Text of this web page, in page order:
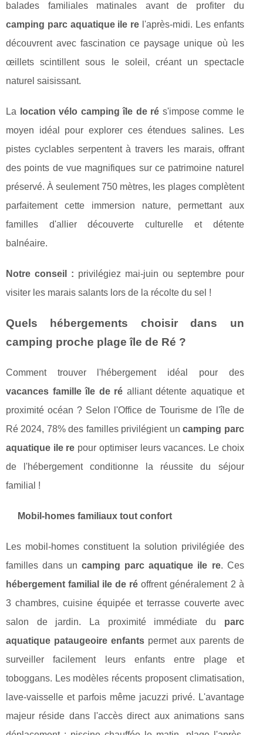
balades familiales matinales avant de profiter du
camping parc aquatique ile re l'après-midi. Les enfants
découvrent avec fascination ce paysage unique où les
œillets scintillent sous le soleil, créant un spectacle
naturel saisissant.
La location vélo camping île de ré s'impose comme le
moyen idéal pour explorer ces étendues salines. Les
pistes cyclables serpentent à travers les marais, offrant
des points de vue magnifiques sur ce patrimoine naturel
préservé. À seulement 750 mètres, les plages complètent
parfaitement cette immersion nature, permettant aux
familles d'allier découverte culturelle et détente
balnéaire.
Notre conseil : privilégiez mai-juin ou septembre pour
visiter les marais salants lors de la récolte du sel !
Quels hébergements choisir dans un
camping proche plage île de Ré ?
Comment trouver l'hébergement idéal pour des
vacances famille île de ré alliant détente aquatique et
proximité océan ? Selon l'Office de Tourisme de l'île de
Ré 2024, 78% des familles privilégient uncamping parc
aquatique ile re pour optimiser leurs vacances. Le choix
de l'hébergement conditionne la réussite du séjour
familial !
Mobil-homes familiaux tout confort
Les mobil-homes constituent la solution privilégiée des
familles dans uncamping parc aquatique ile re. Ces
hébergement familial ile de ré offrent généralement 2 à
3 chambres, cuisine équipée et terrasse couverte avec
salon de jardin. La proximité immédiate du parc
aquatique pataugeoire enfantspermet aux parents de
surveiller facilement leurs enfants entre plage et
toboggans. Les modèles récents proposent climatisation,
lave-vaisselle et parfois même jacuzzi privé. L'avantage
majeur réside dans l'accès direct aux animations sans